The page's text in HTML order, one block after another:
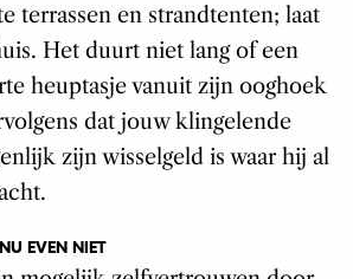
terrassen en strandtenten; laat
Het duurt niet lang of een
heuptasje vanuit zijn ooghoek
dat jouw klingelende
zijn wisselgeld is waar hij al
EVEN NIET